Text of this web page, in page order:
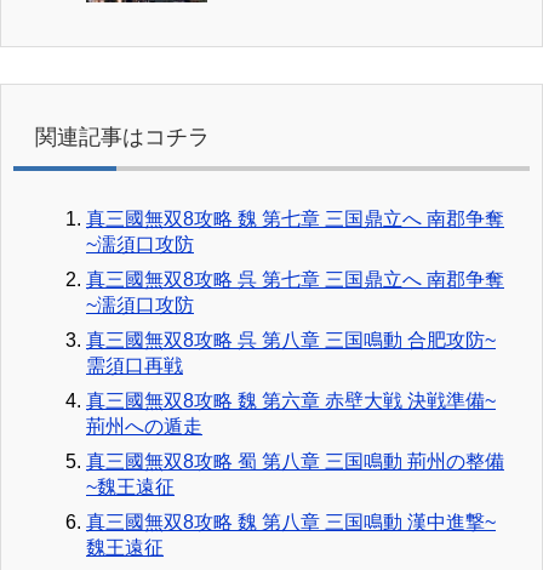
関連記事はコチラ
真三國無双8攻略 魏 第七章 三国鼎立へ 南郡争奪
~濡須口攻防
真三國無双8攻略 呉 第七章 三国鼎立へ 南郡争奪
~濡須口攻防
真三國無双8攻略 呉 第八章 三国鳴動 合肥攻防~
需須口再戦
真三國無双8攻略 魏 第六章 赤壁大戦 決戦準備~
荊州への遁走
真三國無双8攻略 蜀 第八章 三国鳴動 荊州の整備
~魏王遠征
真三國無双8攻略 魏 第八章 三国鳴動 漢中進撃~
魏王遠征